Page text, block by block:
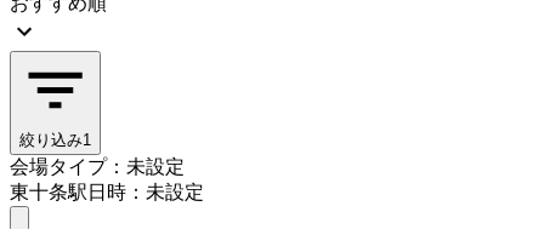
絞り込み1
会場タイプ：未設定
東十条駅日時：未設定